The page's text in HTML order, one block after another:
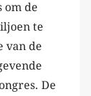
de
te
van de
De